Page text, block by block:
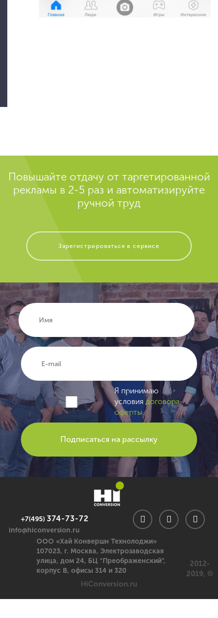
Повышайте отдачу от таргетированной
рекламы в 2-5 раз и автоматизируйте
ручной труд
Зарегистрироваться в сервисе
Я принимаю
условия договора-
оферты
+7(495) 374-73-72
info@hiconversion.ru
ООО «Хай Конвершн Технолоджи»
107023, г. Москва, Электрозаводская
улица, дом 24, БЦ “Преображенский”,
корпус В, офисы 314 и 320
2012-
2019, ©
HiConversion.ru